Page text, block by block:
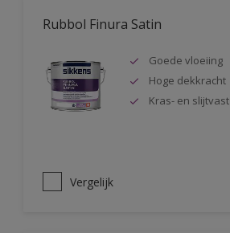
Rubbol Finura Satin
Goede vloeiing
Hoge dekkracht
Kras- en slijtvast
Vergelijk